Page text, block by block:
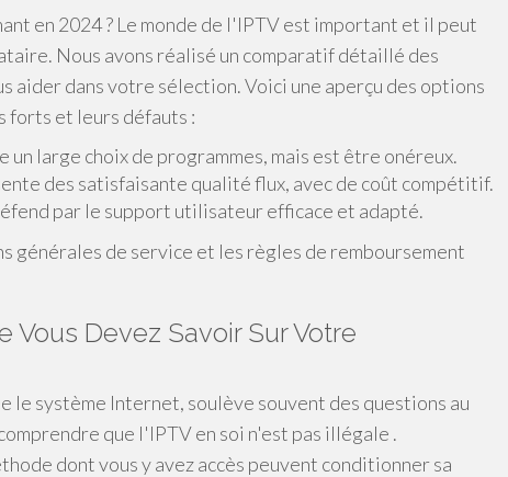
en 2024 ? Le monde de l'IPTV est important et il peut
Nous avons réalisé un comparatif détaillé des
aider dans votre sélection. Voici une aperçu des options
forts et leurs défauts :
un large choix de programmes, mais est être onéreux.
des satisfaisante qualité flux, avec de coût compétitif.
par le support utilisateur efficace et adapté.
générales de service et les règles de remboursement
Vous Devez Savoir Sur Votre
le système Internet, soulève souvent des questions au
que l'IPTV en soi n'est pas illégale .
dont vous y avez accès peuvent conditionner sa